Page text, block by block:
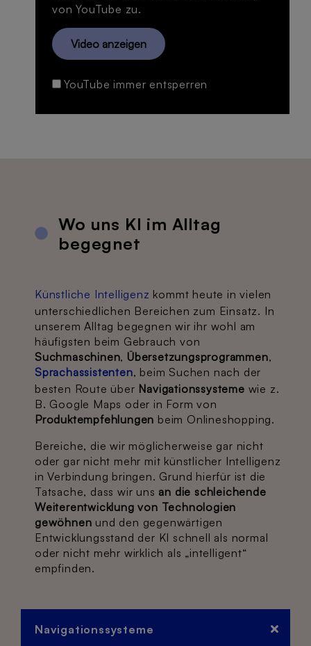
von YouTube zu.
Video anzeigen
YouTube immer entsperren
Wo uns KI im Alltag
begegnet
Künstliche Intelligenz kommt heute in vielen
unterschiedlichen Bereichen zum Einsatz. In
unserem Alltag begegnen wir ihr wohl am
häufigsten beim Gebrauch von
Suchmaschinen, Übersetzungsprogrammen,
Sprachassistenten, beim Suchen nach der
besten Route über Navigationssysteme wie z.
B. Google Maps oder in Form von
Produktempfehlungen beim Onlineshopping.
Bereiche, die wir möglicherweise gar nicht
oder gar nicht mehr mit künstlicher Intelligenz
in Verbindung bringen. Grund hierfür ist die
Tatsache, dass wir uns an die schleichende
Weiterentwicklung von Technologien
gewöhnen und den gegenwärtigen
Entwicklungsstand der KI schnell als normal
oder nicht mehr wirklich als „intelligent“
empfinden.
Navigationssysteme